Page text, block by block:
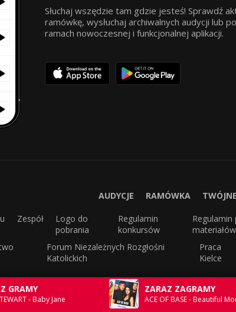
GRAMY
- Baby Jane
ZARAZ ZAGRAMY
ACE OF BASE - Beautiful
Słuchaj wszędzie tam gdzie jesteś! Sprawdź
ramówkę, wysłuchaj archiwalnych audycji lub
ramach nowoczesnej i funkcjonalnej aplikacji.
AUDYCJE RAMÓWKA
Zespół
Logo do
pobrania
Regulamin
konkursów
Regulamin
materiałów
Forum Niezależnych Rozgłośni
Katolickich
Praca
Kielce